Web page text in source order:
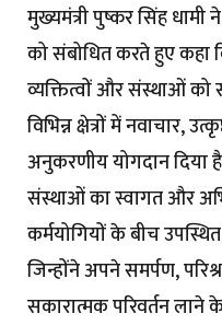
मुख्यमंत्री पुष्कर सिंह धामी
को संबोधित करते हुए
व्यक्तित्वों और संस्थाओं को
विभिन्न क्षेत्रों में नवाचार,
अनुकरणीय योगदान दिया
संस्थाओं का स्वागत और
कर्मयोगियों के बीच
जिन्होंने अपने समर्पण,
सकारात्मक परिवर्तन लाने